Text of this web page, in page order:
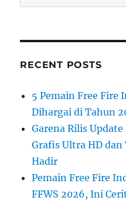
for:
RECENT POSTS
5 Pemain Free Fire
Dihargai di Tahun
Garena Rilis
Grafis Ultra HD dan
Hadir
Pemain Free Fire
FFWS 2026, Ini